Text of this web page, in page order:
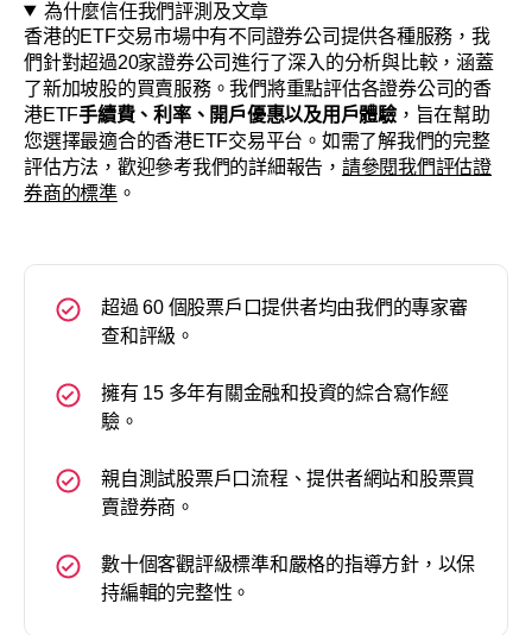
為什麼信任我們評測及文章
香港的ETF交易市場中有不同證券公司提供各種服務，我
們針對超過20家證券公司進行了深入的分析與比較，涵蓋
了新加坡股的買賣服務。我們將重點評估各證券公司的香
港ETF手續費、利率、開戶優惠以及用戶體驗，旨在幫助
您選擇最適合的香港ETF交易平台。如需了解我們的完整
評估方法，歡迎參考我們的詳細報告， 請參閱我們評估證
券商的標準。
超過 60 個股票戶口提供者均由我們的專家審
查和評級。
擁有 15 多年有關金融和投資的綜合寫作經
驗。
親自測試股票戶口流程、提供者網站和股票買
賣證券商。
數十個客觀評級標準和嚴格的指導方針，以保
持編輯的完整性。